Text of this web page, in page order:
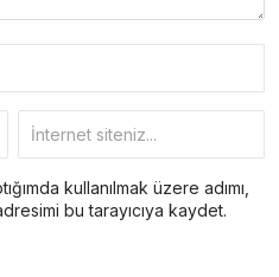
kullanılmak üzere adımı,
bu tarayıcıya kaydet.